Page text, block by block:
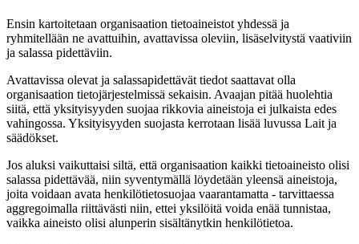
Ensin kartoitetaan organisaation tietoaineistot yhdessä ja
ryhmitellään ne avattuihin, avattavissa oleviin, lisäselvitystä vaativiin
ja salassa pidettäviin.
Avattavissa olevat ja salassapidettävät tiedot saattavat olla
organisaation tietojärjestelmissä sekaisin. Avaajan pitää huolehtia
siitä, että yksityisyyden suojaa rikkovia aineistoja ei julkaista edes
vahingossa. Yksityisyyden suojasta kerrotaan lisää luvussa Lait ja
säädökset.
Jos aluksi vaikuttaisi siltä, että organisaation kaikki tietoaineisto olisi
salassa pidettävää, niin syventymällä löydetään yleensä aineistoja,
joita voidaan avata henkilötietosuojaa vaarantamatta - tarvittaessa
aggregoimalla riittävästi niin, ettei yksilöitä voida enää tunnistaa,
vaikka aineisto olisi alunperin sisältänytkin henkilötietoa.